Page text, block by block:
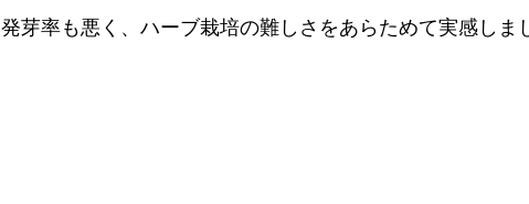
発芽率も悪く、ハーブ栽培の難しさをあらためて実感しま